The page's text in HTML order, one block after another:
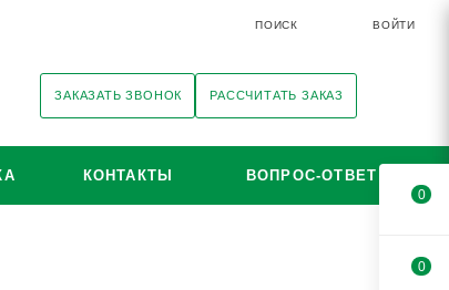
ПОИСК ВОЙТИ
ЗАКАЗАТЬ ЗВОНОК РАССЧИТАТЬ ЗАКАЗ
КОНТАКТЫ ВОПРОС-ОТВЕТ
0
0